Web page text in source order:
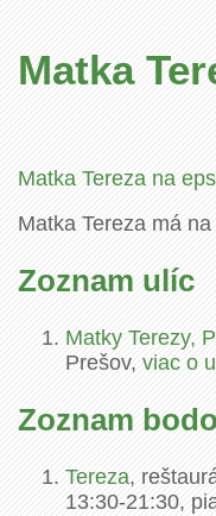
Matka
Matka Tereza na
Matka Tereza má
Zoznam ulíc
Matky Terezy,
Prešov,viac o
Zoznam
Tereza,
13:30-21:30,